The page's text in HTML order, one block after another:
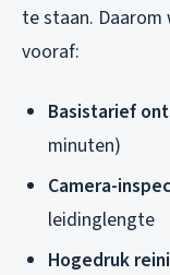
te staan.
vooraf:
Basistarief
minuten)
Camera-
leidinglengte
Hogedruk